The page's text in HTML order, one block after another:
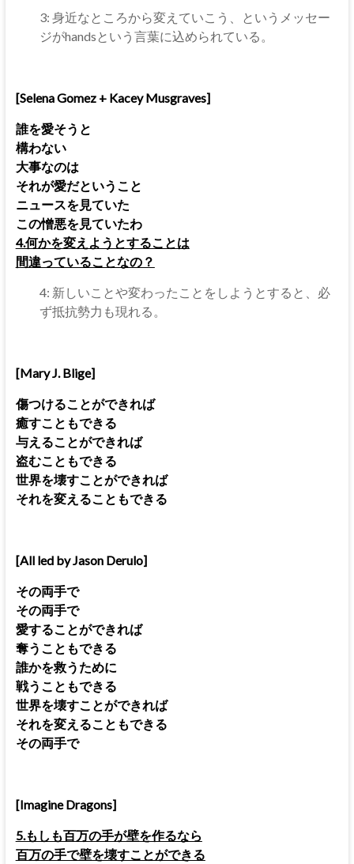
3: 身近なところから変えていこう、というメッセー
ジがhandsという言葉に込められている。
[Selena Gomez + Kacey Musgraves]
誰を愛そうと
構わない
大事なのは
それが愛だということ
ニュースを見ていた
この憎悪を見ていたわ
4.何かを変えようとすることは
間違っていることなの？
4: 新しいことや変わったことをしようとすると、必
ず抵抗勢力も現れる。
[Mary J. Blige]
傷つけることができれば
癒すこともできる
与えることができれば
盗むこともできる
世界を壊すことができれば
それを変えることもできる
[All led by Jason Derulo]
その両手で
その両手で
愛することができれば
奪うこともできる
誰かを救うために
戦うこともできる
世界を壊すことができれば
それを変えることもできる
その両手で
[Imagine Dragons]
5.もしも百万の手が壁を作るなら
百万の手で壁を壊すことができる